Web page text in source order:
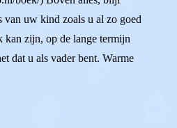
van uw kind zoals u al zo goed
zijn, op de lange termijn
dat u als vader bent. Warme